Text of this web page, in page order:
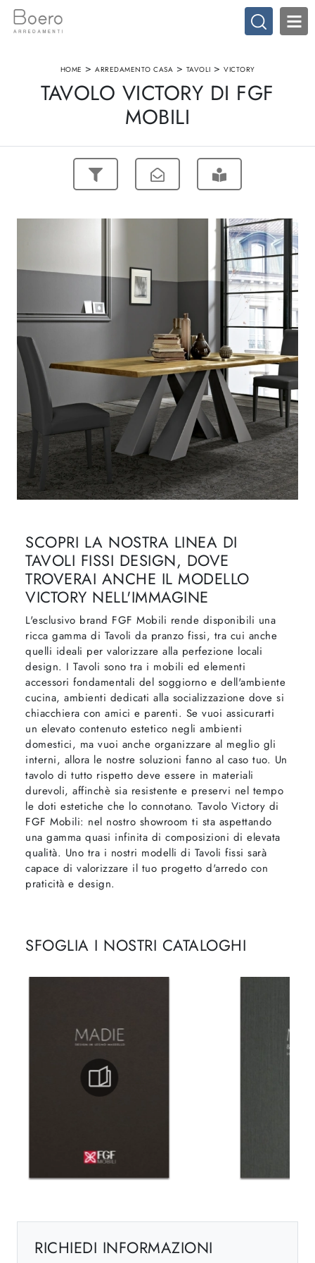
HOME > ARREDAMENTO CASA > TAVOLI > VICTORY
TAVOLO VICTORY DI FGF
MOBILI
SCOPRI LA NOSTRA LINEA DI
TAVOLI FISSI DESIGN, DOVE
TROVERAI ANCHE IL MODELLO
VICTORY NELL'IMMAGINE
L'esclusivo brand FGF Mobili rende disponibili una
ricca gamma di Tavoli da pranzo fissi, tra cui anche
quelli ideali per valorizzare alla perfezione locali
design. I Tavoli sono tra i mobili ed elementi
accessori fondamentali del soggiorno e dell'ambiente
cucina, ambienti dedicati alla socializzazione dove si
chiacchiera con amici e parenti. Se vuoi assicurarti
un elevato contenuto estetico negli ambienti
domestici, ma vuoi anche organizzare al meglio gli
interni, allora le nostre soluzioni fanno al caso tuo. Un
tavolo di tutto rispetto deve essere in materiali
durevoli, affinchè sia resistente e preservi nel tempo
le doti estetiche che lo connotano. Tavolo Victory di
FGF Mobili: nel nostro showroom ti sta aspettando
una gamma quasi infinita di composizioni di elevata
qualità. Uno tra i nostri modelli di Tavoli fissi sarà
capace di valorizzare il tuo progetto d'arredo con
praticità e design.
SFOGLIA I NOSTRI CATALOGHI
RICHIEDI INFORMAZIONI